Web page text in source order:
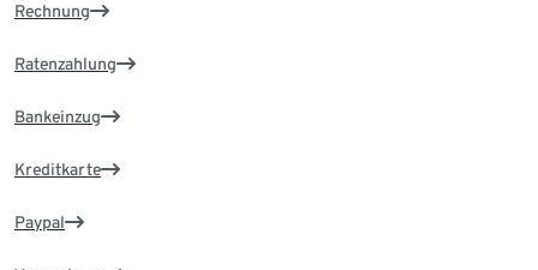
Rechnung
Ratenzahlung
Bankeinzug
Kreditkarte
Paypal